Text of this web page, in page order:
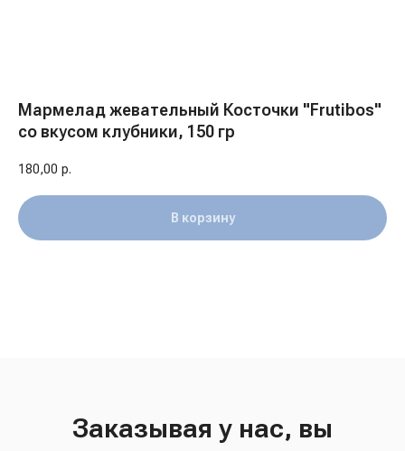
Мармелад жевательный Косточки "Frutibos"
со вкусом клубники, 150 гр
180,00 р.
В корзину
Заказывая у нас, вы